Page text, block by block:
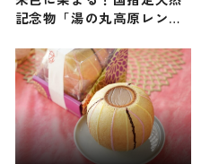
記念物「湯の丸高原レンゲ
原つつじ祭』が6/5〜開催
｜群馬県・長野県